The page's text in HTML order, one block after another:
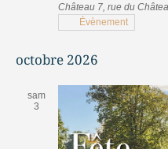
Château 7, rue du
Évènement
octobre 2026
sam
3